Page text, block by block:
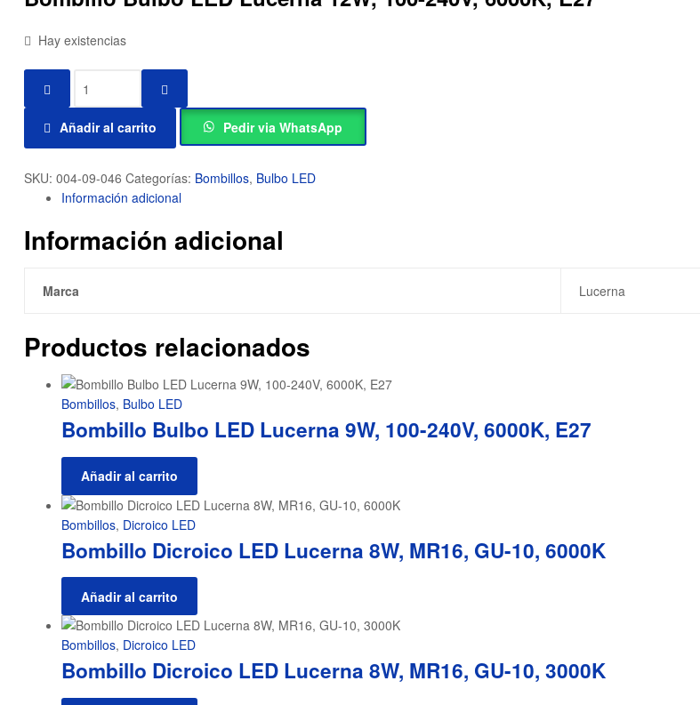
Hay existencias
Añadir al carrito Pedir via WhatsApp
SKU: 004-09-046 Categorías: Bombillos, Bulbo LED
Información adicional
Información adicional
Marca Lucerna
Productos relacionados
Bombillos, Bulbo LED
Bombillo Bulbo LED Lucerna 9W, 100-240V, 6000K, E27
Añadir al carrito
Bombillos, Dicroico LED
Bombillo Dicroico LED Lucerna 8W, MR16, GU-10, 6000K
Añadir al carrito
Bombillos, Dicroico LED
Bombillo Dicroico LED Lucerna 8W, MR16, GU-10, 3000K